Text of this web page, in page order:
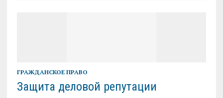
ГРАЖДАНСКОЕ ПРАВО
Защита деловой репутации